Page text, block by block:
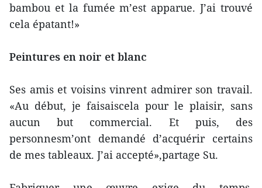
bambou et la fumée m’est apparue. J’ai trouvé
cela épatant!»
Peintures en noir et blanc
Ses amis et voisins vinrent admirer son travail.
«Au début, je faisaiscela pour le plaisir, sans
aucun but commercial. Et puis, des
personnesm’ont demandé d’acquérir certains
de mes tableaux. J’ai accepté»,partage Su.